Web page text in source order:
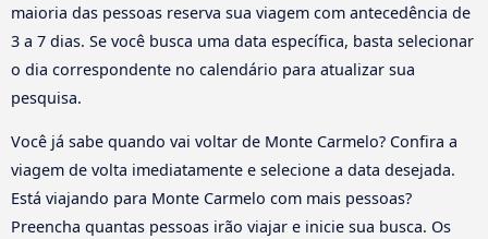
maioria das pessoas reserva sua viagem com antecedência de
3 a 7 dias. Se você busca uma data específica, basta selecionar
o dia correspondente no calendário para atualizar sua
pesquisa.
Você já sabe quando vai voltar de Monte Carmelo? Confira a
viagem de volta imediatamente e selecione a data desejada.
Está viajando para Monte Carmelo com mais pessoas?
Preencha quantas pessoas irão viajar e inicie sua busca. Os